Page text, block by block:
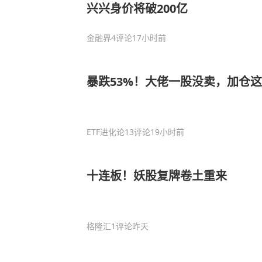
兴兴身价将破200亿
金融界4评论17小时前
暴跌53%！大佬一股没卖，加仓
ETF进化论13评论19小时前
十连板！妖股复牌卷土重来
格隆汇1评论昨天